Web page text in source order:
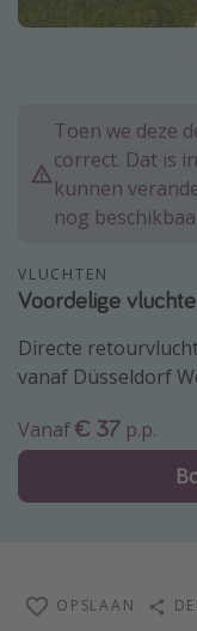
Thailand
Madeira
Egypte
Type vakantie
Overzicht
Weekendje weg
Autoverhuur
Vroegboeker
Groepsreizen
Zonvakanties
Toen we deze
correct. Dat is
kunnen
nog
VLUCHTEN
Voordelige
Directe
vanaf Düsseldorf
Vanaf€ 37 p.p.
OPSLAAN